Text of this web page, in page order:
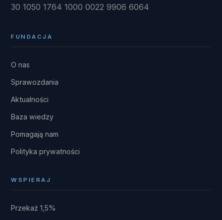
30 1050 1764 1000 0022 9906 6064
FUNDACJA
O nas
Sprawozdania
Aktualności
Baza wiedzy
Pomagają nam
Polityka prywatności
WSPIERAJ
Przekaż 1,5%